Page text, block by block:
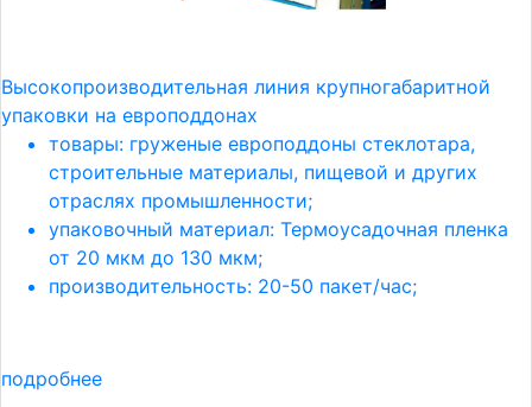
Высокопроизводительная линия крупногабаритной
упаковки на европоддонах
товары: груженые европоддоны стеклотара,
строительные материалы, пищевой и других
отраслях промышленности;
упаковочный материал: Термоусадочная пленка
от 20 мкм до 130 мкм;
производительность: 20-50 пакет/час;
подробнее